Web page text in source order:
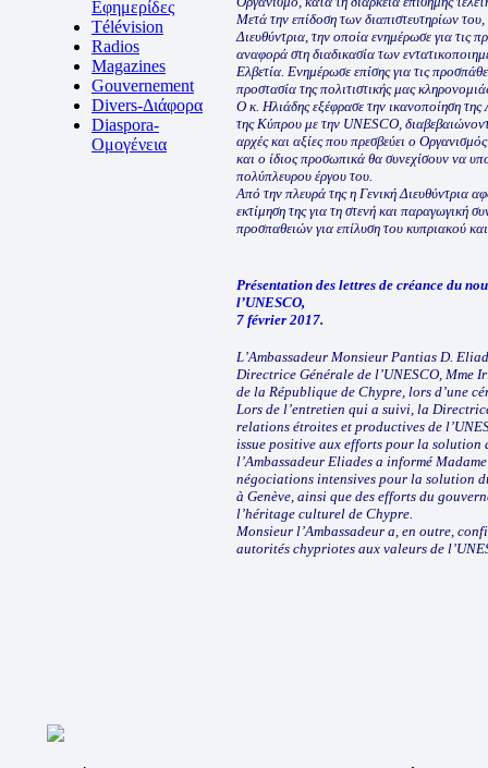
Εφημερίδες
Télévision
Radios
Magazines
Gouvernement
Divers-Διάφορα
Diaspora-
Ομογένεια
Μετά την επίδοση των διαπιστευτηρίων του,
Διευθύντρια, την οποία ενημέρωσε για τις
αναφορά στη διαδικασία των
Ελβετία. Ενημέρωσε επίσης για τις
προστασία της πολιτιστικής μας
Ο κ. Ηλιάδης εξέφρασε την ικανοποίηση της
της Κύπρου με την UNESCO,
αρχές και αξίες που πρεσβεύει ο
και ο ίδιος προσωπικά θα συνεχίσουν να
πολύπλευρου έργου του.
Από την πλευρά της η Γενική Διευθύντρια
εκτίμηση της για τη στενή και παραγωγική
προσπαθειών για επίλυση του κυπριακού
Présentation des lettres de créance du
l’UNESCO,
7 février 2017.
L’Ambassadeur Monsieur Pantias D.
Directrice Générale de l’UNESCO, Mme
de la République de Chypre, lors d’une
Lors de l’entretien qui a suivi, la
relations étroites et productives de
issue positive aux efforts pour la solution
l’Ambassadeur Eliades a informé
négociations intensives pour la solution
à Genève, ainsi que des efforts du
l’héritage culturel de Chypre.
Monsieur l’Ambassadeur a, en outre,
autorités chypriotes aux valeurs de